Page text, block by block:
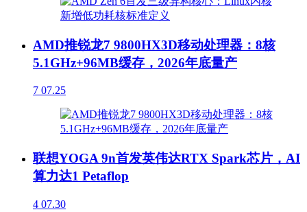
AMD推锐龙7 9800HX3D移动处理器：8核
5.1GHz+96MB缓存，2026年底量产
7 07.25
联想YOGA 9n首发英伟达RTX Spark芯片，AI
算力达1 Petaflop
4 07.30